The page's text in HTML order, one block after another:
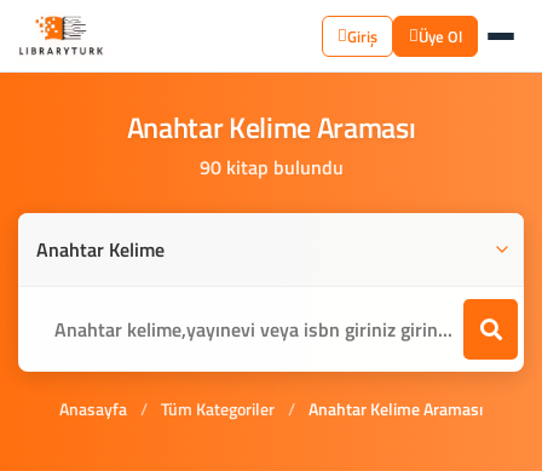
Giriş Üye Ol
AnahtarKelimeAraması
90 kitap bulundu
Anasayfa / Tüm Kategoriler / Anahtar Kelime Araması